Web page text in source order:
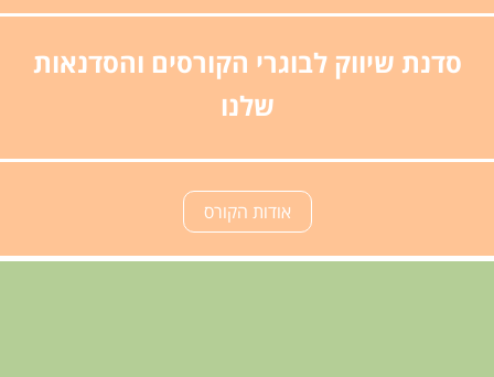
סדנת שיווק לבוגרי הקורסים והסדנאות
שלנו
אודות הקורס